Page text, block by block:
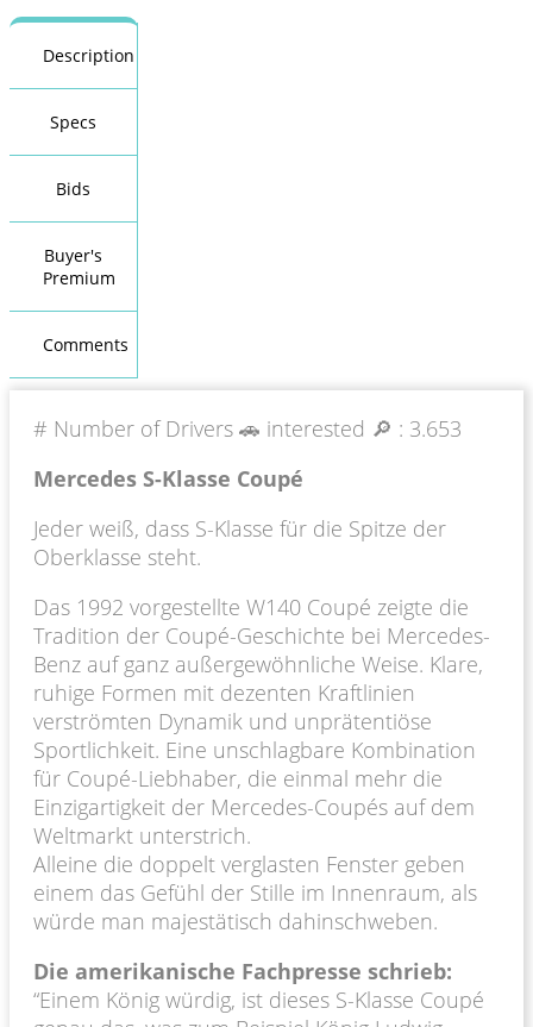
Description
Specs
Bids
Buyer's
Premium
Comments
# Number of Drivers 🚗 interested 🔎 : 3.653
Mercedes S-Klasse Coupé
Jeder weiß, dass S-Klasse für die Spitze der
Oberklasse steht.
Das 1992 vorgestellte W140 Coupé zeigte die
Tradition der Coupé-Geschichte bei Mercedes-
Benz auf ganz außergewöhnliche Weise. Klare,
ruhige Formen mit dezenten Kraftlinien
verströmten Dynamik und unprätentiöse
Sportlichkeit. Eine unschlagbare Kombination
für Coupé-Liebhaber, die einmal mehr die
Einzigartigkeit der Mercedes-Coupés auf dem
Weltmarkt unterstrich.
Alleine die doppelt verglasten Fenster geben
einem das Gefühl der Stille im Innenraum, als
würde man majestätisch dahinschweben.
Die amerikanische Fachpresse schrieb:
“Einem König würdig, ist dieses S-Klasse Coupé